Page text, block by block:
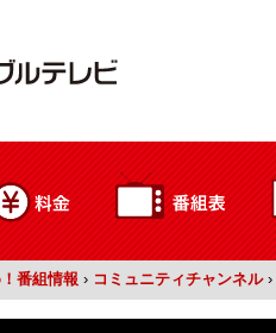
番組情報 › コミュニティチャンネル ›